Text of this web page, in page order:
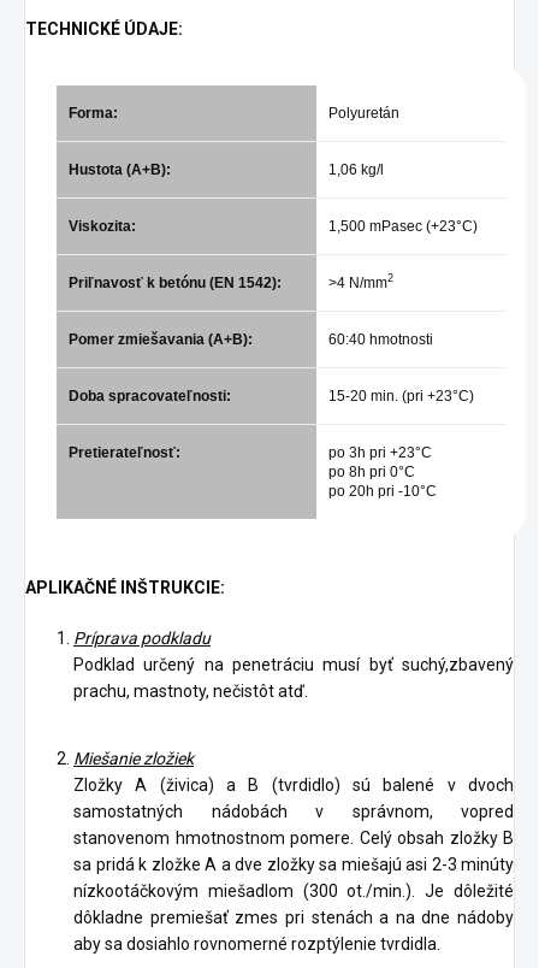
TECHNICKÉ ÚDAJE:
Forma: Polyuretán
Hustota (A+B): 1,06 kg/l
Viskozita: 1,500 mPasec (+23°C)
Priľnavosť k betónu (EN 1542): >4 N/mm2
Pomer zmiešavania (A+B): 60:40 hmotnosti
Doba spracovateľnosti: 15-20 min. (pri +23°C)
Pretierateľnosť:
po 3h pri +23°C
po 8h pri 0°C
po 20h pri -10°C
APLIKAČNÉ INŠTRUKCIE:
Príprava podkladu
Podklad určený na penetráciu musí byť suchý,zbavený
prachu, mastnoty, nečistôt atď.
Miešanie zložiek
Zložky A (živica) a B (tvrdidlo) sú balené v dvoch
samostatných nádobách v správnom, vopred
stanovenom hmotnostnom pomere. Celý obsah zložky B
sa pridá k zložke A a dve zložky sa miešajú asi 2-3 minúty
nízkootáčkovým miešadlom (300 ot./min.). Je dôležité
dôkladne premiešať zmes pri stenách a na dne nádoby
aby sa dosiahlo rovnomerné rozptýlenie tvrdidla.